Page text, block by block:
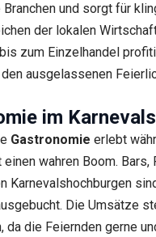
und sorgt für
der lokalen
zum Einzelhandel
ausgelassenen
im
Gastronomie erlebt
wahren Boom. Bars,
Karnevalshochburgen
Die Umsätze
da die Feiernden gerne